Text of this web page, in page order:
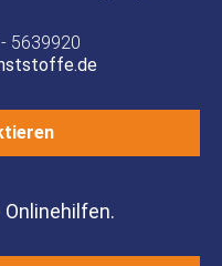
5639920